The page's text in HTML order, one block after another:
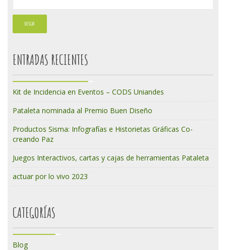
ENTRADAS RECIENTES
Kit de Incidencia en Eventos – CODS Uniandes
Pataleta nominada al Premio Buen Diseño
Productos Sisma: Infografías e Historietas Gráficas Co-
creando Paz
Juegos Interactivos, cartas y cajas de herramientas Pataleta
actuar por lo vivo 2023
CATEGORÍAS
Blog